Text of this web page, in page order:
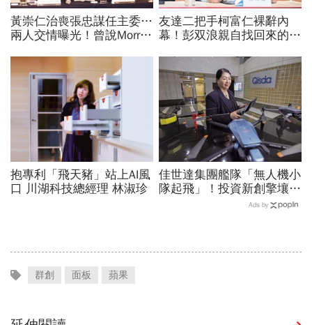
黃崇仁治喪張忠謀任主委…
兩人交情曝光！曾說Morris
我！遺屬發聲「明年定要配
股」
友達二把手柯富仁裸辭內
幕！彭双浪親自找回來的接
「落後群創」成最後稻草？
抱專利「飛天豬」站上AI風
口 川湖科技總經理 林淑珍
佳世達集團艦隊「無人機小
隊起飛」！投資新創擎壤、
翔隆，總座親督軍養大精
Ads by
群創 面板 蘋果